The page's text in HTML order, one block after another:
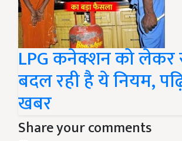
LPG कनेक्शन को लेकर
बदल रही है ये नियम,
खबर
Share your comments